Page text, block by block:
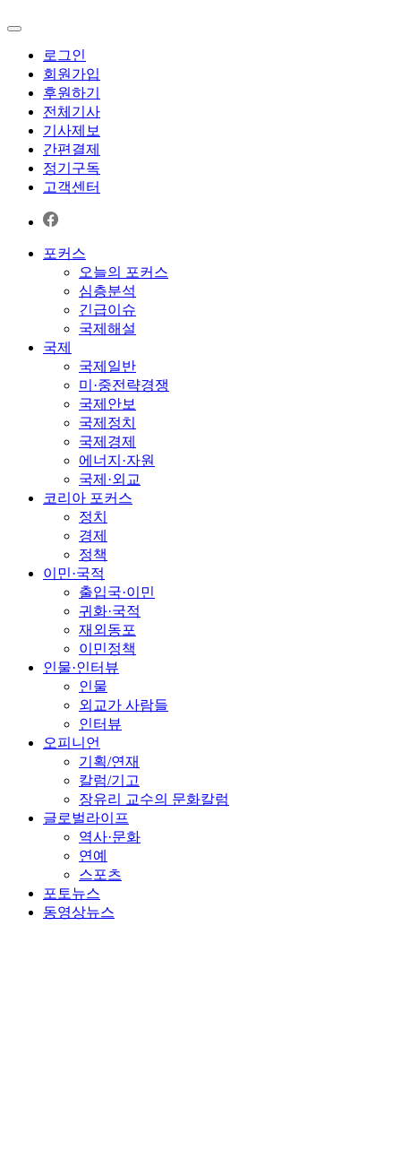
로그인
회원가입
후원하기
전체기사
기사제보
간편결제
정기구독
고객센터
포커스
오늘의 포커스
심층분석
긴급이슈
국제해설
국제
국제일반
미·중전략경쟁
국제안보
국제정치
국제경제
에너지·자원
국제·외교
코리아 포커스
정치
경제
정책
이민·국적
출입국·이민
귀화·국적
재외동포
이민정책
인물·인터뷰
인물
외교가 사람들
인터뷰
오피니언
기획/연재
칼럼/기고
장유리 교수의 문화칼럼
글로벌라이프
역사·문화
연예
스포츠
포토뉴스
동영상뉴스